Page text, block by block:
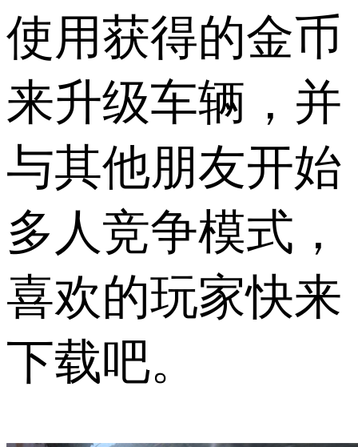
使用获得的金币
来升级车辆，并
与其他朋友开始
多人竞争模式，
喜欢的玩家快来
下载吧。